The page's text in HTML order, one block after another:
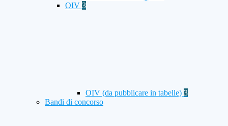
OIV 3
OIV (da pubblicare in tabelle) 3
Bandi di concorso